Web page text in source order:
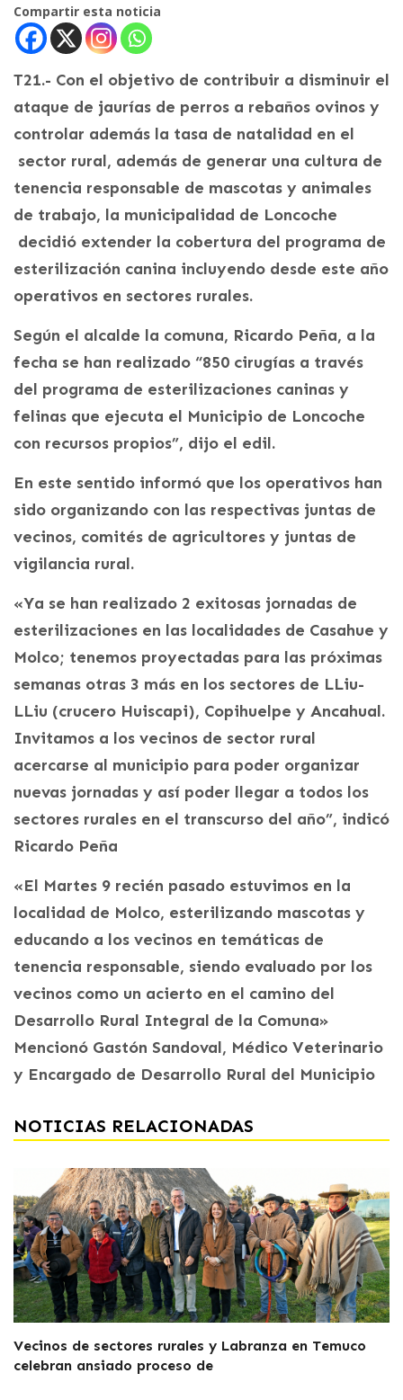
Compartir esta noticia
T21.- Con el objetivo de contribuir a disminuir el
ataque de jaurías de perros a rebaños ovinos y
controlar además la tasa de natalidad en el
sector rural, además de generar una cultura de
tenencia responsable de mascotas y animales
de trabajo, la municipalidad de Loncoche
decidió extender la cobertura del programa de
esterilización canina incluyendo desde este año
operativos en sectores rurales.
Según el alcalde la comuna, Ricardo Peña, a la
fecha se han realizado “850 cirugías a través
del programa de esterilizaciones caninas y
felinas que ejecuta el Municipio de Loncoche
con recursos propios”, dijo el edil.
En este sentido informó que los operativos han
sido organizando con las respectivas juntas de
vecinos, comités de agricultores y juntas de
vigilancia rural.
«Ya se han realizado 2 exitosas jornadas de
esterilizaciones en las localidades de Casahue y
Molco; tenemos proyectadas para las próximas
semanas otras 3 más en los sectores de LLiu-
LLiu (crucero Huiscapi), Copihuelpe y Ancahual.
Invitamos a los vecinos de sector rural
acercarse al municipio para poder organizar
nuevas jornadas y así poder llegar a todos los
sectores rurales en el transcurso del año”, indicó
Ricardo Peña
«El Martes 9 recién pasado estuvimos en la
localidad de Molco, esterilizando mascotas y
educando a los vecinos en temáticas de
tenencia responsable, siendo evaluado por los
vecinos como un acierto en el camino del
Desarrollo Rural Integral de la Comuna»
Mencionó Gastón Sandoval, Médico Veterinario
y Encargado de Desarrollo Rural del Municipio
NOTICIAS RELACIONADAS
Vecinos de sectores rurales y Labranza en Temuco
celebran ansiado proceso de